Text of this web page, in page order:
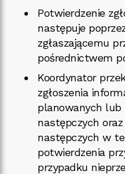
Potwierdzenie
następuje
zgłaszającemu
pośrednictwem
Koordynator
zgłoszenia
planowanych lub
następczych
następczych w
potwierdzenia
przypadku